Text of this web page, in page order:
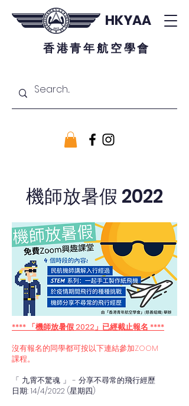
HKYAA
香港青年航空學會
機師放暑假 2022
**** 「機師放暑假 2022」已經截止報名 ****
沒有報名的同學都可按以下連結參加ZOOM
課程。
「 九霄不驚魂 」 - 分享不尋常的飛行經歷
日期: 14/4/2022 (星期四)